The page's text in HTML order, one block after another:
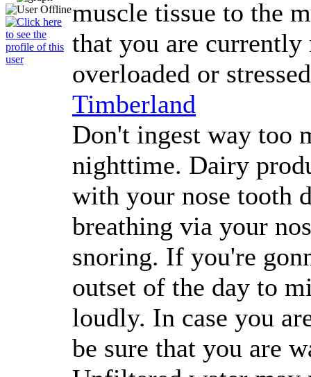
muscle tissue to the
that you are
overloaded or
Timberland
Don't ingest way too
nighttime. Dairy
with your nose tooth
breathing via your
snoring. If you're
outset of the day to
loudly. In case you
be sure that you are